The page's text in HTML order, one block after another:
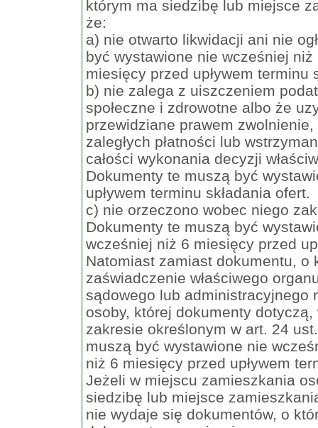
którym ma siedzibę lub miejsce
że:
a) nie otwarto likwidacji ani nie
być wystawione nie wcześniej niż
miesięcy przed upływem terminu
b) nie zalega z uiszczeniem
społeczne i zdrowotne albo że
przewidziane prawem
zaległych płatności lub
całości wykonania decyzji
Dokumenty te muszą być
upływem terminu składania ofert.
c) nie orzeczono wobec niego
Dokumenty te muszą być
wcześniej niż 6 miesięcy przed
Natomiast zamiast dokumentu, o
zaświadczenie właściwego
sądowego lub administracyjnego
osoby, której dokumenty dotyczą,
zakresie określonym w art. 24
muszą być wystawione nie
niż 6 miesięcy przed upływem
Jeżeli w miejscu zamieszkania
siedzibę lub miejsce
nie wydaje się dokumentów, o